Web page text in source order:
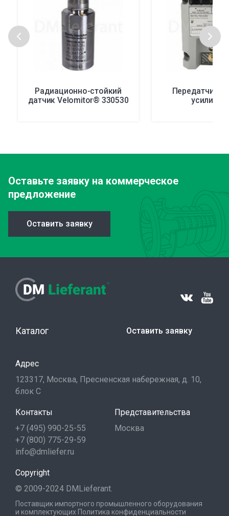
Радиационно-стойкий
датчик Velomitor® 330530
Передатчик
усилия
Оставьте заявку на коммерческое
предложение
Оставить заявку
Каталог Оставить заявку
Адрес
123317, Москва, Пресненская набережная, д. 10,
блок С
Контакты
+7 (495) 990-25-55
+7 (800) 775-29-59
info@dmliefer.ru
Представительства
Москва
Copyright
© 2009-2024 DMLieferant.
Поставщик импортного промышленного оборудования
и комплектующих Политика конфиденциальности